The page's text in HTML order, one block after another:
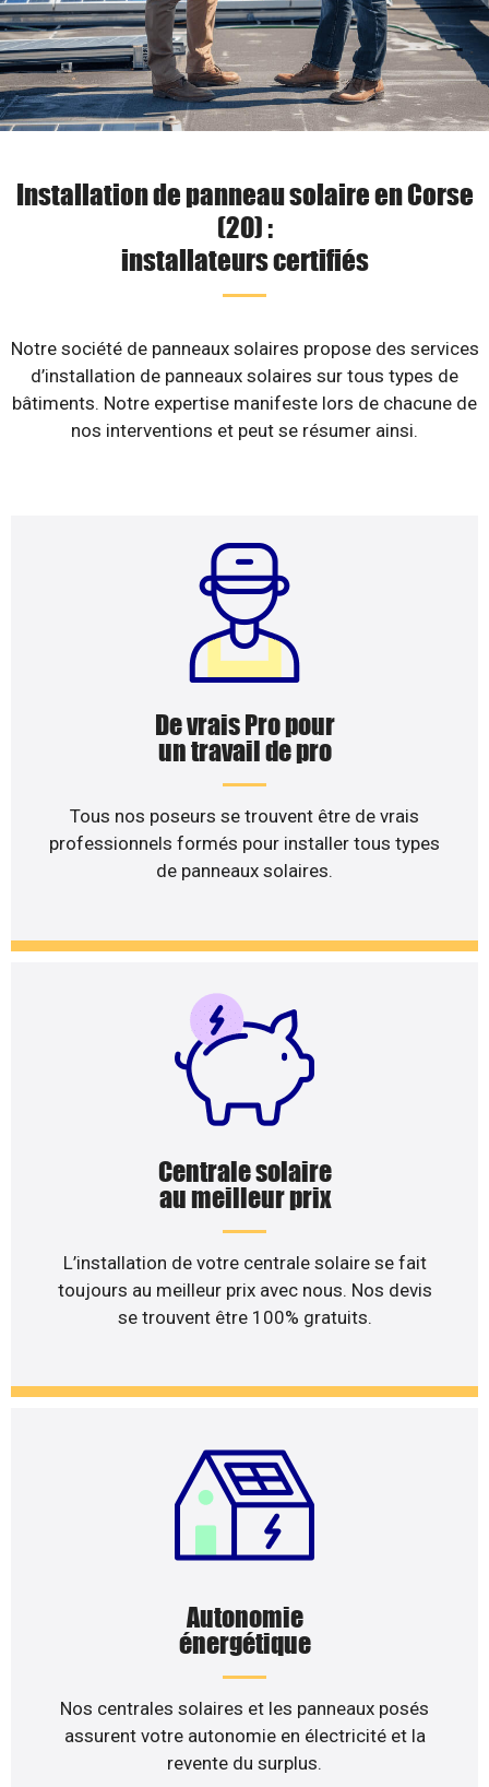
Installation de panneau solaire en Corse
(20) :
installateurs certifiés
Notre société de panneaux solaires propose des services
d’installation de panneaux solaires sur tous types de
bâtiments. Notre expertise manifeste lors de chacune de
nos interventions et peut se résumer ainsi.
De vrais Pro pour
un travail de pro
Tous nos poseurs se trouvent être de vrais
professionnels formés pour installer tous types
de panneaux solaires.
Centrale solaire
au meilleur prix
L’installation de votre centrale solaire se fait
toujours au meilleur prix avec nous. Nos devis
se trouvent être 100% gratuits.
Autonomie
énergétique
Nos centrales solaires et les panneaux posés
assurent votre autonomie en électricité et la
revente du surplus.